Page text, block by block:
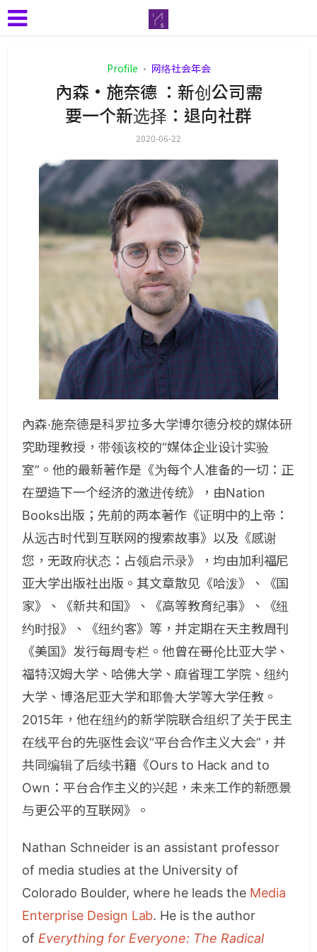
Profile • 网络社会年会
內森·施奈德 ：新创公司需
要一个新选择：退向社群
2020-06-22
內森·施奈德是科罗拉多大学博尔德分校的媒体研
究助理教授，带领该校的“媒体企业设计实验
室”。他的最新著作是《为每个人准备的一切：正
在塑造下一个经济的激进传统》，由Nation
Books出版；先前的两本著作《证明中的上帝：
从远古时代到互联网的搜索故事》以及《感谢
您，无政府状态：占领启示录》，均由加利福尼
亚大学出版社出版。其文章散见《哈泼》、《国
家》、《新共和国》、《高等教育纪事》、《纽
约时报》、《纽约客》等，并定期在天主教周刊
《美国》发行每周专栏。他曾在哥伦比亚大学、
福特汉姆大学、哈佛大学、麻省理工学院、纽约
大学、博洛尼亚大学和耶鲁大学等大学任教。
2015年，他在纽约的新学院联合组织了关于民主
在线平台的先驱性会议“平台合作主义大会”，并
共同编辑了后续书籍《Ours to Hack and to
Own：平台合作主义的兴起，未来工作的新愿景
与更公平的互联网》。
Nathan Schneider is an assistant professor
of media studies at the University of
Colorado Boulder, where he leads the Media
Enterprise Design Lab. He is the author
of Everything for Everyone: The Radical